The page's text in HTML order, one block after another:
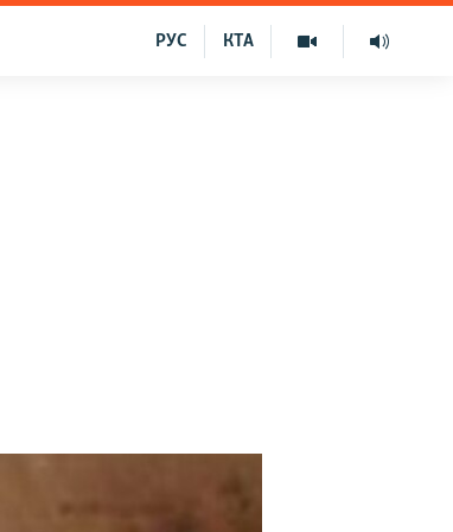
КТА
РУС